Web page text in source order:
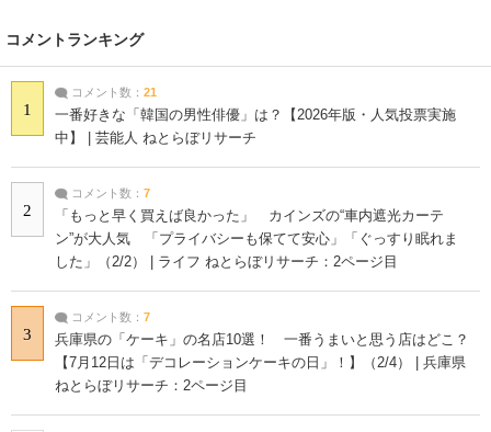
コメントランキング
1
コメント数： 21
一番好きな「韓国の男性俳優」は？【2026年版・人気投票実施
中】 | 芸能人 ねとらぼリサーチ
2
コメント数： 7
「もっと早く買えば良かった」 カインズの“車内遮光カーテ
ン”が大人気 「プライバシーも保てて安心」「ぐっすり眠れま
した」（2/2） | ライフ ねとらぼリサーチ：2ページ目
3
コメント数： 7
兵庫県の「ケーキ」の名店10選！ 一番うまいと思う店はどこ？
【7月12日は「デコレーションケーキの日」！】（2/4） | 兵庫県
ねとらぼリサーチ：2ページ目